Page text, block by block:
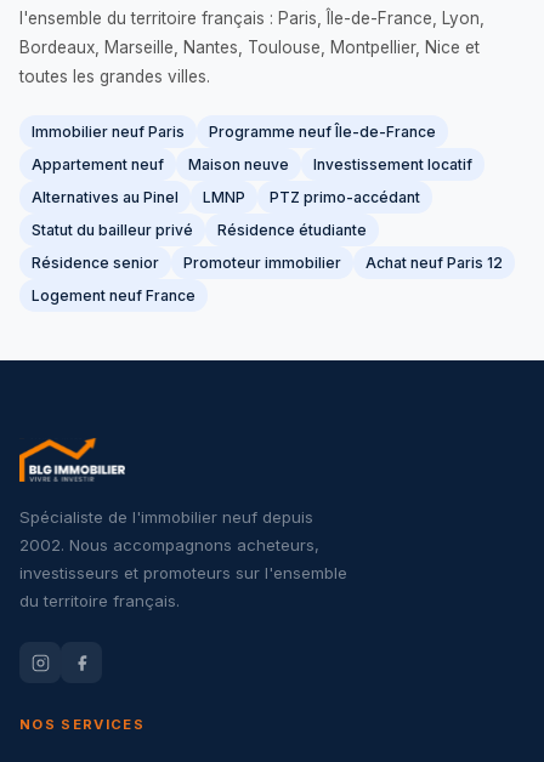
l'ensemble du territoire français : Paris, Île-de-France, Lyon,
Bordeaux, Marseille, Nantes, Toulouse, Montpellier, Nice et
toutes les grandes villes.
Immobilier neuf Paris
Programme neuf Île-de-France
Appartement neuf
Maison neuve
Investissement locatif
Alternatives au Pinel
LMNP
PTZ primo-accédant
Statut du bailleur privé
Résidence étudiante
Résidence senior
Promoteur immobilier
Achat neuf Paris 12
Logement neuf France
Spécialiste de l'immobilier neuf depuis
2002. Nous accompagnons acheteurs,
investisseurs et promoteurs sur l'ensemble
du territoire français.
NOS SERVICES